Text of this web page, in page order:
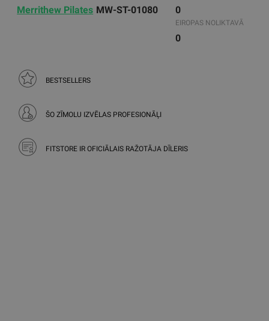
Merrithew Pilates MW-ST-01080 0
EIROPAS NOLIKTAVĀ
0
BESTSELLERS
ŠO ZĪMOLU IZVĒLAS PROFESIONĀĻI
FITSTORE IR OFICIĀLAIS RAŽOTĀJA DĪLERIS